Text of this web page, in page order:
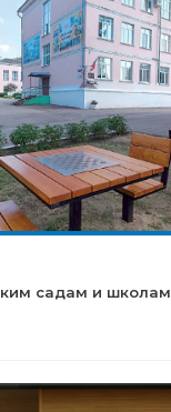
садам и школам